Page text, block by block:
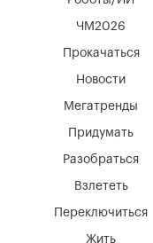
Мегатренды
Придумать
Разобраться
Взлететь
Новости
Переключиться
Жить
ЧМ2026
Прокачаться